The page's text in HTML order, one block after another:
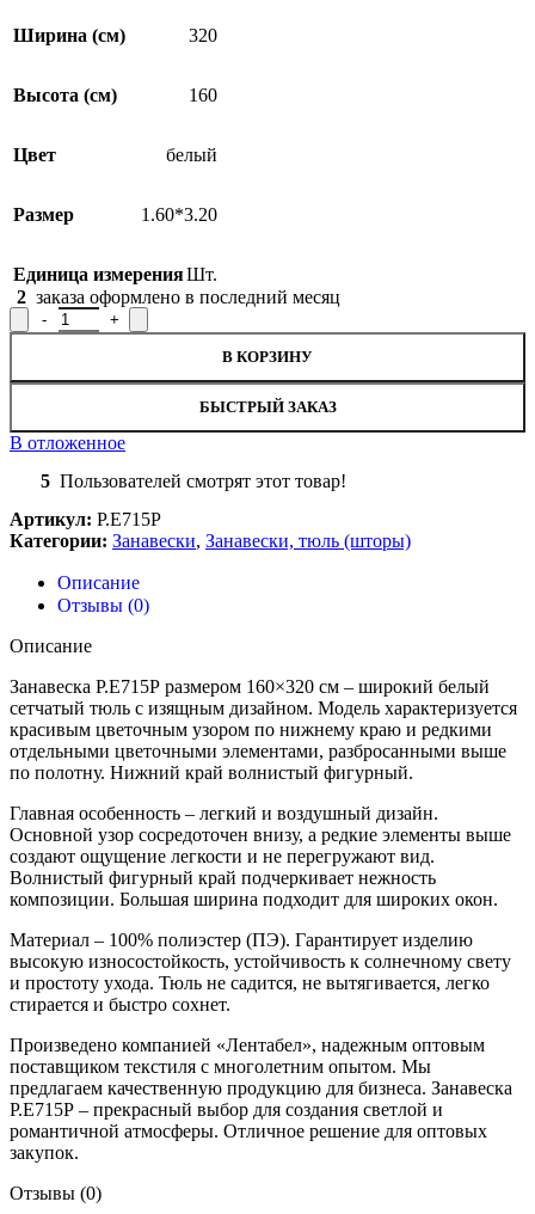
Ширина (см) 320
Высота (см) 160
Цвет белый
Размер 1.60*3.20
Единица измеренияШт.
2 заказа оформлено в последний месяц
Количество товара Занавеска Р.Е715Р, 160x320см
В КОРЗИНУ
БЫСТРЫЙ ЗАКАЗ
В отложенное
5 Пользователей смотрят этот товар!
Артикул: Р.Е715Р
Категории: Занавески, Занавески, тюль (шторы)
Описание
Отзывы (0)
Описание
Занавеска Р.Е715Р размером 160×320 см – широкий белый
сетчатый тюль с изящным дизайном. Модель характеризуется
красивым цветочным узором по нижнему краю и редкими
отдельными цветочными элементами, разбросанными выше
по полотну. Нижний край волнистый фигурный.
Главная особенность – легкий и воздушный дизайн.
Основной узор сосредоточен внизу, а редкие элементы выше
создают ощущение легкости и не перегружают вид.
Волнистый фигурный край подчеркивает нежность
композиции. Большая ширина подходит для широких окон.
Материал – 100% полиэстер (ПЭ). Гарантирует изделию
высокую износостойкость, устойчивость к солнечному свету
и простоту ухода. Тюль не садится, не вытягивается, легко
стирается и быстро сохнет.
Произведено компанией «Лентабел», надежным оптовым
поставщиком текстиля с многолетним опытом. Мы
предлагаем качественную продукцию для бизнеса. Занавеска
Р.Е715Р – прекрасный выбор для создания светлой и
романтичной атмосферы. Отличное решение для оптовых
закупок.
Отзывы (0)